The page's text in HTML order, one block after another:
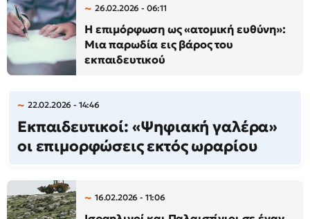
26.02.2026 - 06:11
Η επιμόρφωση ως «ατομική ευθύνη»:
Μια παρωδία εις βάρος του
εκπαιδευτικού
22.02.2026 - 14:46
Εκπαιδευτικοί: «Ψηφιακή γαλέρα»
οι επιμορφώσεις εκτός ωραρίου
16.02.2026 - 11:06